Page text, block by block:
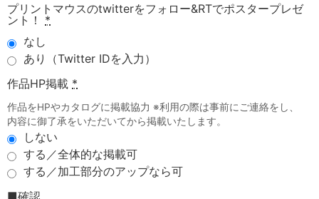
プリントマウスのtwitterをフォロー&RTでポスタープレゼ
ント！
*
なし
あり（Twitter IDを入力）
作品HP掲載 *
作品をHPやカタログに掲載協力 ※利用の際は事前にご連絡をし、
内容に御了承をいただいてから掲載いたします。
しない
する／全体的な掲載可
する／加工部分のアップなら可
■確認